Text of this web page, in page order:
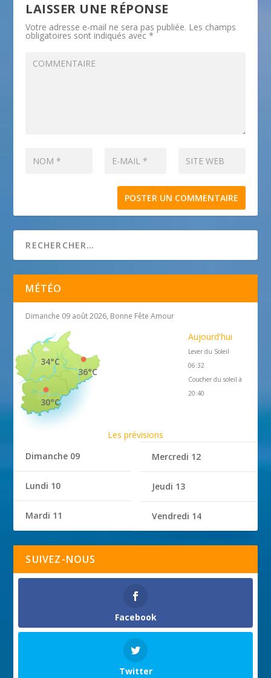
LAISSER UNE RÉPONSE
Votre adresse e-mail ne sera pas publiée. Les champs
obligatoires sont indiqués avec*
MÉTÉO
Dimanche 09 août 2026, Bonne Fête Amour
36°C
34°C
30°C
Aujourd'hui
Lever du Soleil
06:32
Coucher du soleil à
20:40
Les prévisions
Dimanche 09
Lundi 10
Mardi 11
Mercredi 12
Jeudi 13
Vendredi 14
SUIVEZ-NOUS
Facebook
Twitter